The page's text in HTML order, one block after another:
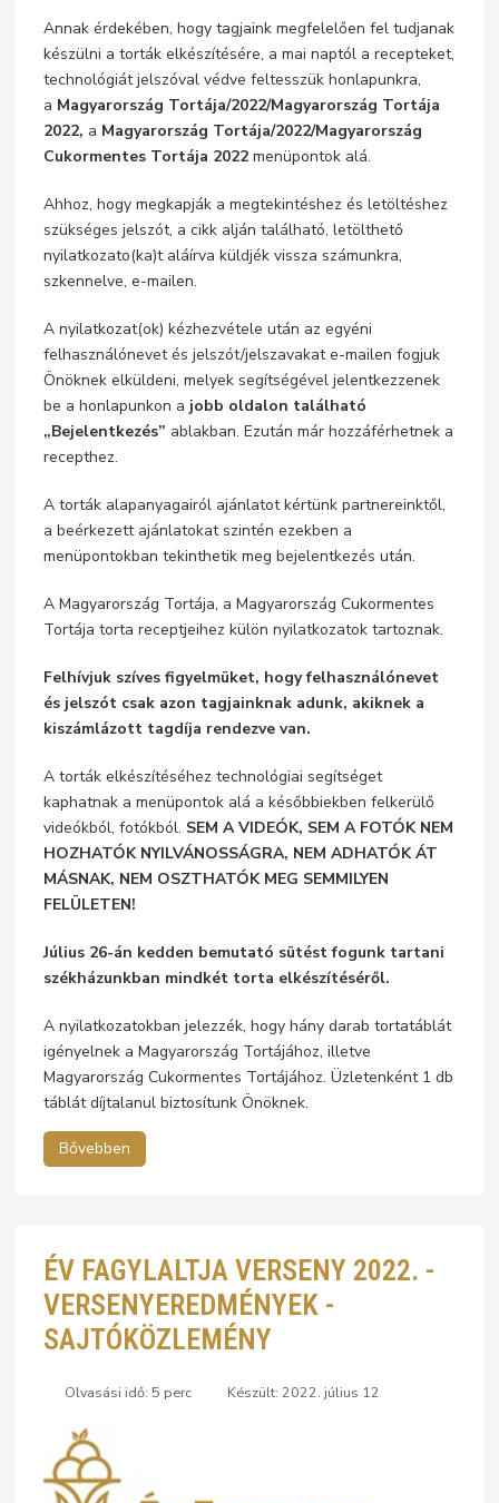
Annak érdekében, hogy tagjaink megfelelően fel tudjanak
készülni a torták elkészítésére, a mai naptól a recepteket,
technológiát jelszóval védve feltesszük honlapunkra,
a Magyarország Tortája/2022/Magyarország Tortája
2022, a Magyarország Tortája/2022/Magyarország
Cukormentes Tortája 2022menüpontok alá.
Ahhoz, hogy megkapják a megtekintéshez és letöltéshez
szükséges jelszót, a cikk alján található, letölthető
nyilatkozato(ka)t aláírva küldjék vissza számunkra,
szkennelve, e-mailen.
A nyilatkozat(ok) kézhezvétele után az egyéni
felhasználónevet és jelszót/jelszavakat e-mailen fogjuk
Önöknek elküldeni, melyek segítségével jelentkezzenek
be a honlapunkon a jobb oldalon található
„Bejelentkezés” ablakban. Ezután már hozzáférhetnek a
recepthez.
A torták alapanyagairól ajánlatot kértünk partnereinktől,
a beérkezett ajánlatokat szintén ezekben a
menüpontokban tekinthetik meg bejelentkezés után.
A Magyarország Tortája, a Magyarország Cukormentes
Tortája torta receptjeihez külön nyilatkozatok tartoznak.
Felhívjuk szíves figyelmüket, hogy felhasználónevet
és jelszót csak azon tagjainknak adunk, akiknek a
kiszámlázott tagdíja rendezve van.
A torták elkészítéséhez technológiai segítséget
kaphatnak a menüpontok alá a későbbiekben felkerülő
videókból, fotókból. SEM A VIDEÓK, SEM A FOTÓK NEM
HOZHATÓK NYILVÁNOSSÁGRA, NEM ADHATÓK ÁT
MÁSNAK, NEM OSZTHATÓK MEG SEMMILYEN
FELÜLETEN!
Július 26-án kedden bemutató sütést fogunk tartani
székházunkban mindkét torta elkészítéséről.
A nyilatkozatokban jelezzék, hogy hány darab tortatáblát
igényelnek a Magyarország Tortájához, illetve
Magyarország Cukormentes Tortájához. Üzletenként 1 db
táblát díjtalanul biztosítunk Önöknek.
Bővebben
ÉV FAGYLALTJA VERSENY 2022. -
VERSENYEREDMÉNYEK -
SAJTÓKÖZLEMÉNY
Olvasási idő: 5 perc Készült: 2022. július 12